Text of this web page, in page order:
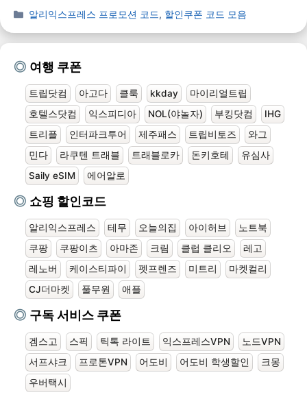
알리익스프레스 프로모션 코드, 할인쿠폰 코드 모음
여행 쿠폰
트립닷컴 아고다 클룩 kkday
마이리얼트립
호텔스닷컴
익스피디아 NOL(야놀자) 부킹닷컴
IHG
트리플
인터파크투어 제주패스 트립비토즈
와그
민다
라쿠텐 트래블 트래블로카 돈키호테
유심사
Saily eSIM
에어알로
쇼핑 할인코드
알리익스프레스 테무 오늘의집 아이허브
노트북
쿠팡
쿠팡이츠 아마존 크림 클럽 클리오
레고
레노버
케이스티파이 펫프렌즈 미트리
마켓컬리
CJ더마켓
풀무원 애플
구독 서비스 쿠폰
겜스고 스픽 틱톡 라이트 익스프레스VPN
노드VPN
서프샤크
프로톤VPN 어도비 어도비 학생할인
크몽
우버택시